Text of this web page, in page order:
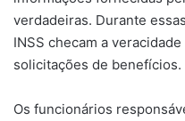
verdadeiras. Durante
INSS checam a
solicitações de benefícios.
Os funcionários